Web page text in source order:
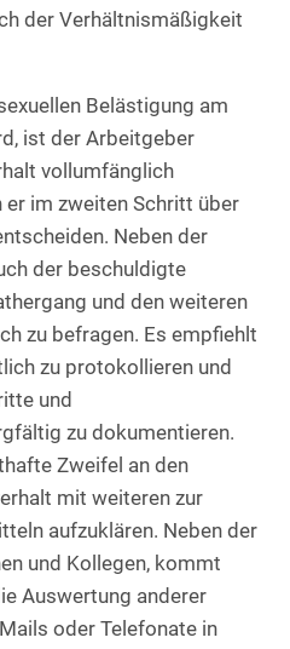
der Verhältnismäßigkeit
Belästigung am
ist der Arbeitgeber
vollumfänglich
er im zweiten Schritt über
Neben der
der beschuldigte
und den weiteren
zu befragen. Es empfiehlt
zu protokollieren und
und
zu dokumentieren.
Zweifel an den
mit weiteren zur
aufzuklären. Neben der
und Kollegen, kommt
Auswertung anderer
oder Telefonate in